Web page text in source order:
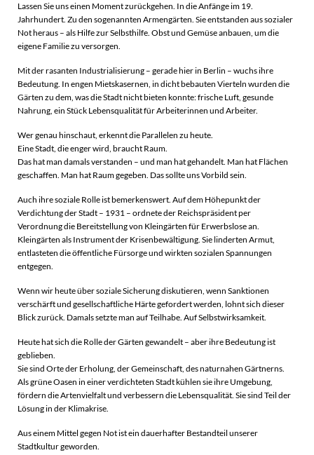
Lassen Sie uns einen Moment zurückgehen. In die Anfänge im 19.
Jahrhundert. Zu den sogenannten Armengärten. Sie entstanden aus sozialer
Not heraus – als Hilfe zur Selbsthilfe. Obst und Gemüse anbauen, um die
eigene Familie zu versorgen.
Mit der rasanten Industrialisierung – gerade hier in Berlin – wuchs ihre
Bedeutung. In engen Mietskasernen, in dicht bebauten Vierteln wurden die
Gärten zu dem, was die Stadt nicht bieten konnte: frische Luft, gesunde
Nahrung, ein Stück Lebensqualität für Arbeiterinnen und Arbeiter.
Wer genau hinschaut, erkennt die Parallelen zu heute.
Eine Stadt, die enger wird, braucht Raum.
Das hat man damals verstanden – und man hat gehandelt. Man hat Flächen
geschaffen. Man hat Raum gegeben. Das sollte uns Vorbild sein.
Auch ihre soziale Rolle ist bemerkenswert. Auf dem Höhepunkt der
Verdichtung der Stadt – 1931 – ordnete der Reichspräsident per
Verordnung die Bereitstellung von Kleingärten für Erwerbslose an.
Kleingärten als Instrument der Krisenbewältigung. Sie linderten Armut,
entlasteten die öffentliche Fürsorge und wirkten sozialen Spannungen
entgegen.
Wenn wir heute über soziale Sicherung diskutieren, wenn Sanktionen
verschärft und gesellschaftliche Härte gefordert werden, lohnt sich dieser
Blick zurück. Damals setzte man auf Teilhabe. Auf Selbstwirksamkeit.
Heute hat sich die Rolle der Gärten gewandelt – aber ihre Bedeutung ist
geblieben.
Sie sind Orte der Erholung, der Gemeinschaft, des naturnahen Gärtnerns.
Als grüne Oasen in einer verdichteten Stadt kühlen sie ihre Umgebung,
fördern die Artenvielfalt und verbessern die Lebensqualität. Sie sind Teil der
Lösung in der Klimakrise.
Aus einem Mittel gegen Not ist ein dauerhafter Bestandteil unserer
Stadtkultur geworden.